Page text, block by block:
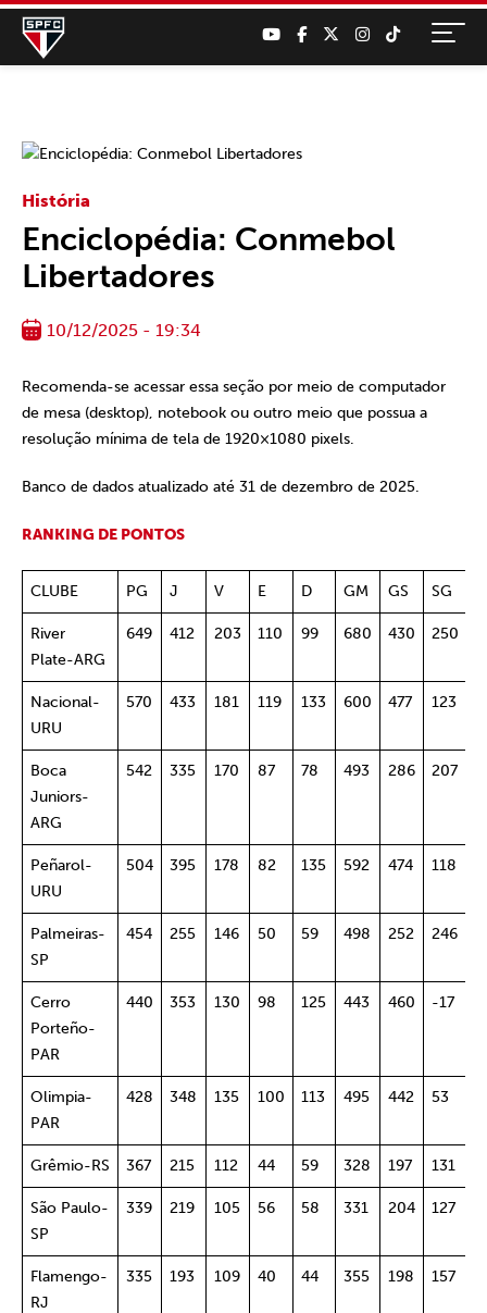
História
Enciclopédia: Conmebol
Libertadores
10/12/2025 - 19:34
Recomenda-se acessar essa seção por meio de computador
de mesa (desktop), notebook ou outro meio que possua a
resolução mínima de tela de 1920×1080 pixels.
Banco de dados atualizado até 31 de dezembro de 2025.
RANKING DE PONTOS
CLUBE PG J V E D GM GS SG
River
Plate-ARG
649 412 203 110 99 680 430 250
Nacional-
URU
570 433 181 119 133 600 477 123
Boca
Juniors-
ARG
542 335 170 87 78 493 286 207
Peñarol-
URU
504 395 178 82 135 592 474 118
Palmeiras-
SP
454 255 146 50 59 498 252 246
Cerro
Porteño-
PAR
440 353 130 98 125 443 460 -17
Olimpia-
PAR
428 348 135 100 113 495 442 53
Grêmio-RS 367 215 112 44 59 328 197 131
São Paulo-
SP
339 219 105 56 58 331 204 127
Flamengo-
RJ
335 193 109 40 44 355 198 157